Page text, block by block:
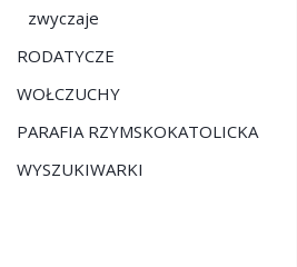
zwyczaje
RODATYCZE
WOŁCZUCHY
PARAFIA RZYMSKOKATOLICKA
WYSZUKIWARKI